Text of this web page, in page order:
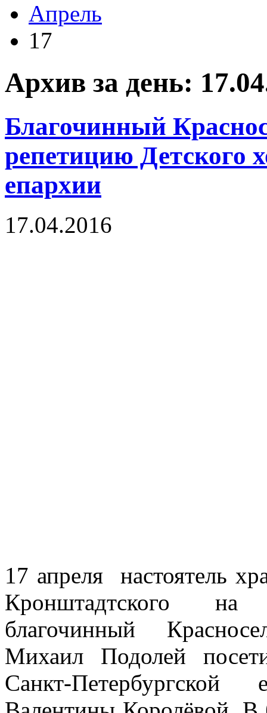
Апрель
17
Архив за день:
Благочинный
репетицию Детского
епархии
17.04.2016
17 апреля настоятель
Кронштадтского на
благочинный
Михаил Подолей
Санкт-